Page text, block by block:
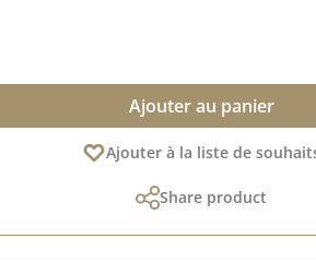
Ajouter au panier
Ajouter à la liste de
Share product